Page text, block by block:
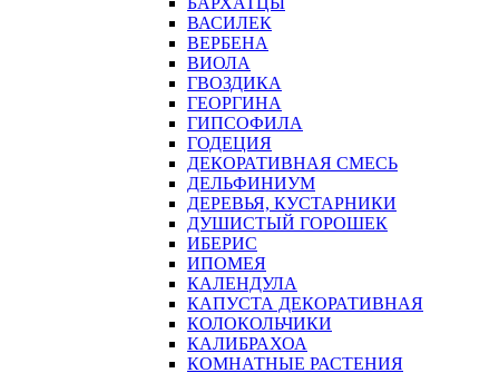
ВАСИЛЕК
ВЕРБЕНА
ВИОЛА
ГВОЗДИКА
ГЕОРГИНА
ГИПСОФИЛА
ГОДЕЦИЯ
ДЕКОРАТИВНАЯ СМЕСЬ
ДЕЛЬФИНИУМ
ДЕРЕВЬЯ, КУСТАРНИКИ
ДУШИСТЫЙ ГОРОШЕК
ИБЕРИС
ИПОМЕЯ
КАЛЕНДУЛА
КАПУСТА ДЕКОРАТИВНАЯ
КОЛОКОЛЬЧИКИ
КАЛИБРАХОА
КОМНАТНЫЕ РАСТЕНИЯ